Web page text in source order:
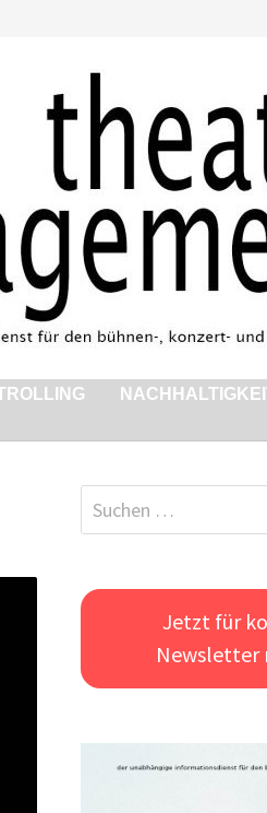
Suchen
nach:
Jetzt für
Newsletter